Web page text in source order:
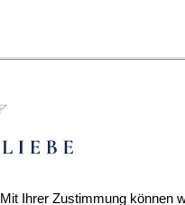
Ihrer Zustimmung können